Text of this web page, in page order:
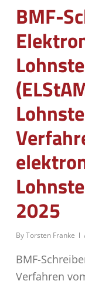
BMF-
2025
ByTorsten Franke
BMF-
Verfahren